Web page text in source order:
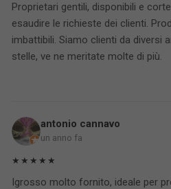
Proprietari gentili, disponibili e
esaudire le richieste dei clienti.
imbattibili. Siamo clienti da diversi
stelle, ve ne meritate molte di più.
antonio cannavo
un anno fa
★★★★★
Igrosso molto fornito, ideale per